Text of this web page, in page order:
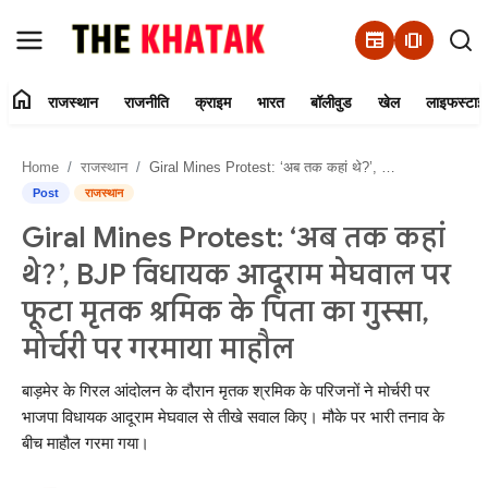
newspaper amp_stories
Contact Us
राजस्थान
राजनीति
क्राइम
भारत
home राजस्थान राजनीति क्राइम भारत बॉलीवुड खेल
Home राजस्थान Giral Mines Protest: ‘अब तक कहां थे?’, BJP विधायक आदूराम मेघवाल पर फूटा मृतक श्रमिक के पिता का गुस्सा, मोर्चरी पर गरमाया माहौल
Post राजस्थान
Giral Mines Protest: ‘अब तक कहां
थे?’, BJP विधायक आदूराम मेघवाल पर
फूटा मृतक श्रमिक के पिता का गुस्सा,
मोर्चरी पर गरमाया माहौल
बाड़मेर के गिरल आंदोलन के दौरान मृतक श्रमिक के परिजनों ने मोर्चरी पर
भाजपा विधायक आदूराम मेघवाल से तीखे सवाल किए। मौके पर भारी तनाव के
बीच माहौल गरमा गया।